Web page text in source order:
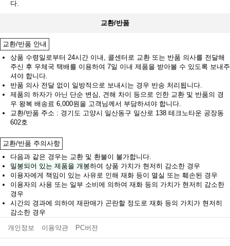
다.
교환/반품
교환/반품 안내
상품 수령일로부터 24시간 이내, 콜센터로 교환 또는 반품 의사를 전달해
주신 후 우체국 택배를 이용하여 7일 이내 제품을 받아볼 수 있도록 보내주
셔야 합니다.
반품 의사 전달 없이 일방적으로 보내시는 경우 반송 처리됩니다.
제품의 하자가 아닌 단순 변심, 견해 차이 등으로 인한 교환 및 반품의 경
우 왕복 배송료 6,000원을 고객님께서 부담하셔야 합니다.
교환/반품 주소 : 경기도 고양시 일산동구 일산로 138 테크노타운 공장동
602호
교환/반품 주의사항
다음과 같은 경우는 교환 및 환불이 불가합니다.
밀봉되어 있는 제품을 개봉하여 상품 가치가 현저히 감소한 경우
이용자에게 책임이 있는 사유로 인해 재화 등이 멸실 또는 훼손된 경우
이용자의 사용 또는 일부 소비에 의하여 재화 등의 가치가 현저히 감소한
경우
시간의 경과에 의하여 재판매가 곤란할 정도로 재화 등의 가치가 현저히
감소한 경우
개인정보
이용약관 PC버전